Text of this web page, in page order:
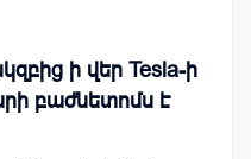
ի վեր Tesla-ի
բաժնետոմս է